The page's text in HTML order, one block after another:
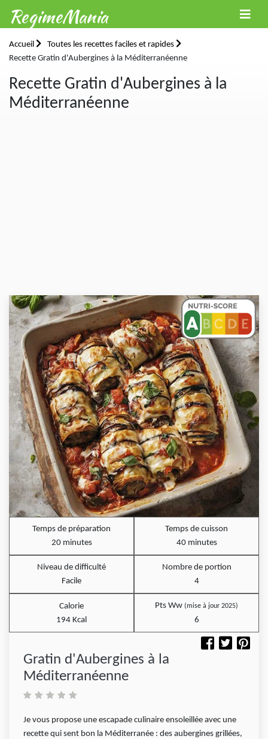
RegimeMania
Accueil
Toutes les recettes faciles et rapides
Recette Gratin d'Aubergines à la Méditerranéenne
Recette Gratin d'Aubergines à la
Méditerranéenne
Temps de préparation
20 minutes
Temps de cuisson
40 minutes
Niveau de difficulté
Facile
Nombre de portion
4
Calorie
194 Kcal
Pts Ww (mise à jour 2025)
6
Gratin d'Aubergines à la
Méditerranéenne
Je vous propose une escapade culinaire ensoleillée avec une
recette qui sent bon la Méditerranée : des aubergines grillées,